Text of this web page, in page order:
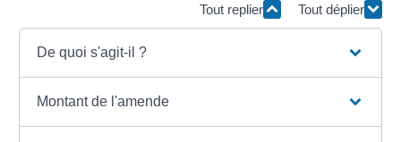
Tout replier Tout déplier
De quoi s'agit-il ?
Montant de l'amende